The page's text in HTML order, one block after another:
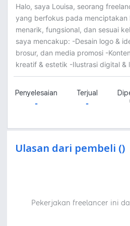
Halo, saya Louisa, seorang
yang berfokus pada menciptakan
menarik, fungsional, dan sesuai
saya mencakup: -Desain logo &
brosur, dan media promosi -
kreatif & estetik -Ilustrasi digital &
Penyelesaian
-
Terjual
-
Ulasan dari pembeli ()
Pekerjakan freelancer ini